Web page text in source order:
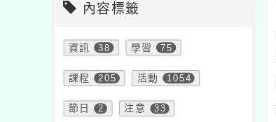
內容標籤
資訊 38 學習 75
課程 205 活動 1054
節日 2 注意 33